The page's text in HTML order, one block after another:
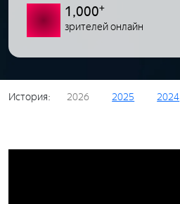
1,000+
зрителей онлайн
История: 2026 2025 2024